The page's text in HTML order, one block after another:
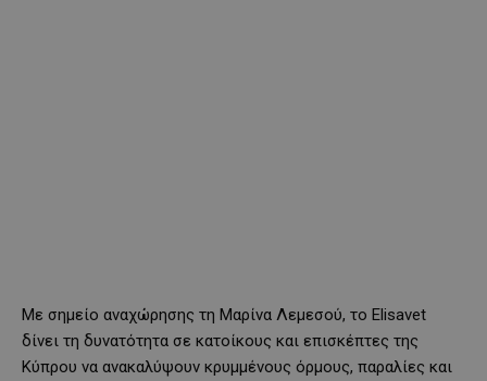
Με σημείο αναχώρησης τη Μαρίνα Λεμεσού, το Elisavet
δίνει τη δυνατότητα σε κατοίκους και επισκέπτες της
Κύπρου να ανακαλύψουν κρυμμένους όρμους, παραλίες και